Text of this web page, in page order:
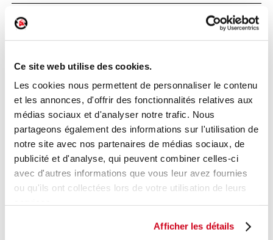
Ce site web utilise des cookies.
Les cookies nous permettent de personnaliser le contenu
et les annonces, d'offrir des fonctionnalités relatives aux
médias sociaux et d'analyser notre trafic. Nous
partageons également des informations sur l'utilisation de
notre site avec nos partenaires de médias sociaux, de
publicité et d'analyse, qui peuvent combiner celles-ci
avec d'autres informations que vous leur avez fournies
ou qu'ils ont collectées lors de votre utilisation de leurs
Afficher les détails
Commande lève-vitre avant gauche
Réf. constructeur :254112588R
Modèle de provenance
Caractéristiques techniques
En stock 18,00 € TTC
AJOUTER AU PANIER